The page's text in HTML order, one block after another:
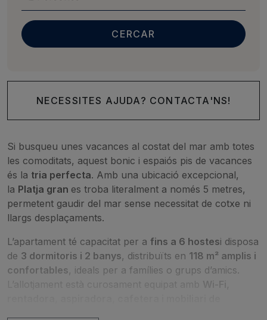
NECESSITES AJUDA? CONTACTA'NS!
Si busqueu unes vacances al costat del mar amb totes
les comoditats, aquest bonic i espaiós pis de vacances
és la tria perfecta. Amb una ubicació excepcional,
la Platja gran es troba literalment a només 5 metres,
permetent gaudir del mar sense necessitat de cotxe ni
llargs desplaçaments.
L’apartament té capacitat per a fins a 6 hostesi disposa
de 3 dormitoris i 2 banys, distribuïts en 118 m² amplis i
confortables, ideals per a famílies o grups d’amics.